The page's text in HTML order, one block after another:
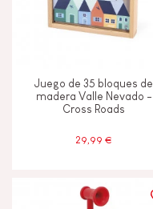
Juego de 35 bloques de
madera Valle Nevado -
Cross Roads
29,99 €